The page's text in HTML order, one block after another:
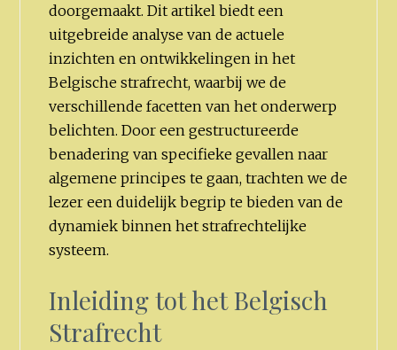
doorgemaakt. Dit artikel biedt een
uitgebreide analyse van de actuele
inzichten en ontwikkelingen in het
Belgische strafrecht, waarbij we de
verschillende facetten van het onderwerp
belichten. Door een gestructureerde
benadering van specifieke gevallen naar
algemene principes te gaan, trachten we de
lezer een duidelijk begrip te bieden van de
dynamiek binnen het strafrechtelijke
systeem.
Inleiding tot het Belgisch
Strafrecht